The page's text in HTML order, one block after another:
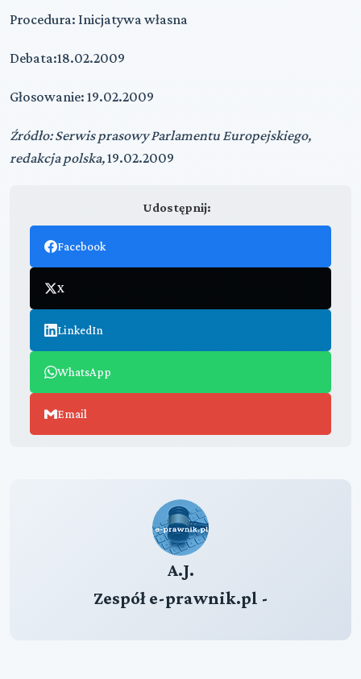
Procedura: Inicjatywa własna
Debata:18.02.2009
Głosowanie: 19.02.2009
Źródło:Serwis prasowy Parlamentu Europejskiego,
redakcja polska,19.02.2009
Udostępnij:
Facebook
X
LinkedIn
WhatsApp
Email
A.J.
Zespół e-prawnik.pl -